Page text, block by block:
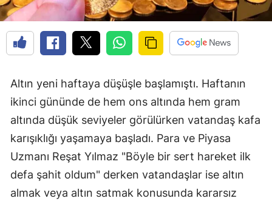
Altın yeni haftaya düşüşle başlamıştı. Haftanın
ikinci gününde de hem ons altında hem gram
altında düşük seviyeler görülürken vatandaş kafa
karışıklığı yaşamaya başladı. Para ve Piyasa
Uzmanı Reşat Yılmaz "Böyle bir sert hareket ilk
defa şahit oldum" derken vatandaşlar ise altın
almak veya altın satmak konusunda kararsız